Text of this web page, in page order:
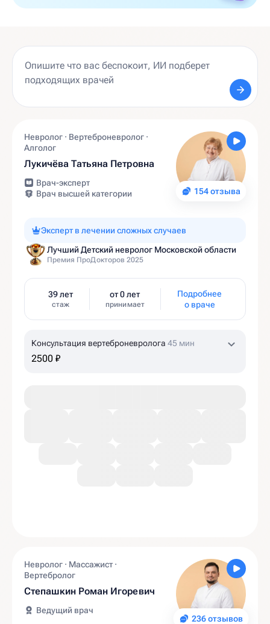
154 отзыва
Невролог · Вертеброневролог ·
Алголог
Лукичёва Татьяна Петровна
Врач-эксперт
Врач высшей категории
Эксперт в лечении сложных случаев
Лучший Детский невролог Московской области
Премия ПроДокторов 2025
39 лет
стаж
от 0 лет
принимает
Подробнее
о враче
Консультация вертеброневролога 45 мин
2500 ₽
236 отзывов
Невролог · Массажист ·
Вертебролог
Степашкин Роман Игоревич
Ведущий врач